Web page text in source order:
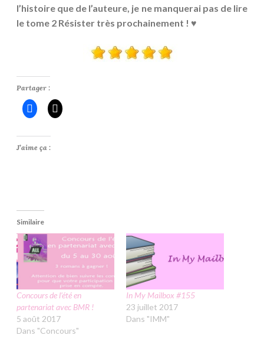
l’histoire que de l’auteure, je ne manquerai pas de lire
le tome 2 Résister très prochainement ! ♥
Partager :
J’aime ça :
Similaire
Concours de l’été en
partenariat avec BMR !
5 août 2017
Dans "Concours"
In My Mailbox #155
23 juillet 2017
Dans "IMM"